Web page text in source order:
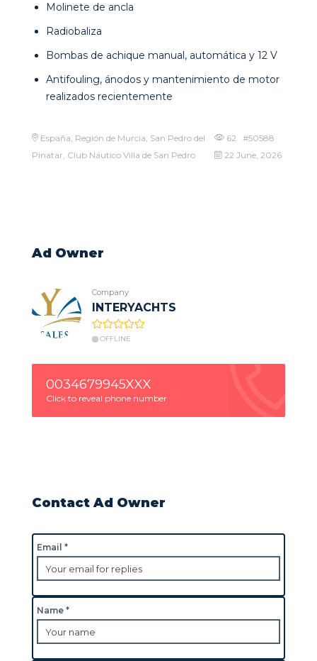
Molinete de ancla
Radiobaliza
Bombas de achique manual, automática y 12 V
Antifouling, ánodos y mantenimiento de motor
realizados recientemente
España, Región de Murcia, San Pedro del
Pinatar, Club Náutico Villa de San Pedro
62 #50588
22 June, 2026
Ad Owner
Company
INTERYACHTS
OFFLINE
0034679945XXX
Click to reveal phone number
Contact Ad Owner
Email *
Name *